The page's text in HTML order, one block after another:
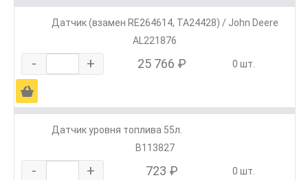
Датчик (взамен RE264614, TA24428) / John Deere
AL221876
- + 25 766 ₽ 0 шт.
Ä
Датчик уровня топлива 55л.
В113827
- + 723 ₽ 0 шт.